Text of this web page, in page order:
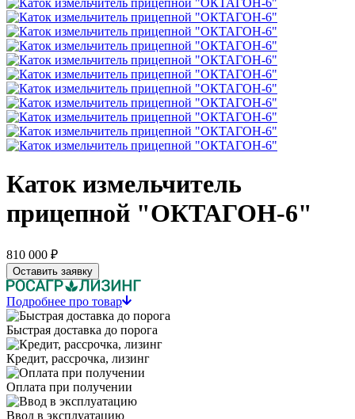
Каток измельчитель
прицепной "ОКТАГОН-6"
810 000 ₽
Оставить заявку
Подробнее про товар
Быстрая доставка до порога
Кредит, рассрочка, лизинг
Оплата при получении
Ввод в эксплуатацию